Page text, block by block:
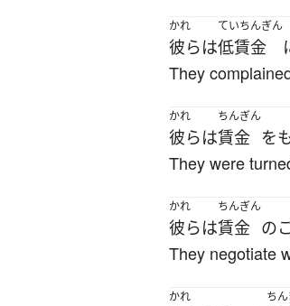
かれ
彼らは
ていちんぎん
低賃金
They
かれ
彼らは
ちんぎん
賃金 を
They were
かれ
彼らは
ちんぎん
賃金 の
They negotiate
かれ
ち